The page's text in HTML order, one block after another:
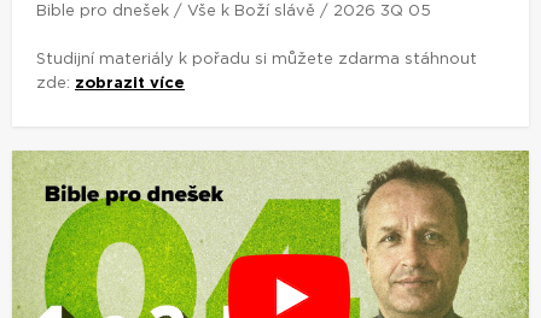
Bible pro dnešek / Vše k Boží slávě / 2026 3Q 05
Studijní materiály k pořadu si můžete zdarma stáhnout
zde: zobrazit více